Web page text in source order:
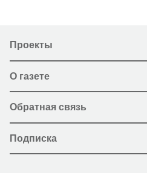
Проекты
О газете
Обратная связь
Подписка